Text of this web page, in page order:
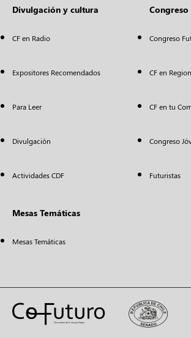
Divulgación y cultura
CF en Radio
Expositores Recomendados
Para Leer
Divulgación
Actividades CDF
Congreso
Congreso
CF en
CF en tu
Congreso
Futuristas
Mesas Temáticas
Mesas Temáticas